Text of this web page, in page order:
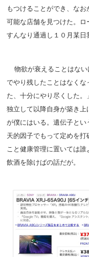
もつけることができ、な
可能な店舗を見つけた。ロ
すんなり通過し１０月某日
物欲が衰えることはな
でやり残したことはなく
た、十分にやり尽くした。
独立して以降自身が築き
が僕にはいる。遺伝子と
天的因子でもって定めを打
こと健康管理に置いては
飲酒を除けばの話だが。